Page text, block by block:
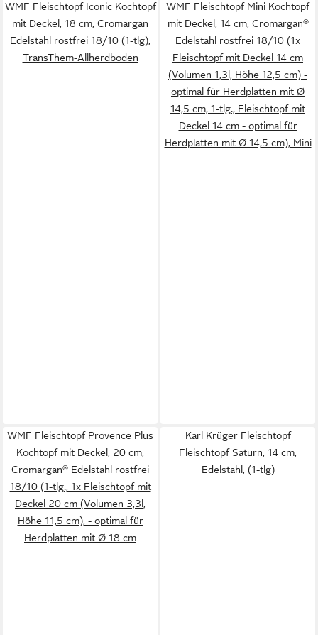
WMF Fleischtopf Iconic Kochtopf
mit Deckel, 18 cm, Cromargan
Edelstahl rostfrei 18/10 (1-tlg),
TransThem-Allherdboden
WMF Fleischtopf Mini Kochtopf
mit Deckel, 14 cm, Cromargan®
Edelstahl rostfrei 18/10 (1x
Fleischtopf mit Deckel 14 cm
(Volumen 1,3l, Höhe 12,5 cm) -
optimal für Herdplatten mit Ø
14,5 cm, 1-tlg., Fleischtopf mit
Deckel 14 cm - optimal für
Herdplatten mit Ø 14,5 cm), Mini
WMF Fleischtopf Provence Plus
Kochtopf mit Deckel, 20 cm,
Cromargan® Edelstahl rostfrei
18/10 (1-tlg., 1x Fleischtopf mit
Deckel 20 cm (Volumen 3,3l,
Höhe 11,5 cm), - optimal für
Herdplatten mit Ø 18 cm
Karl Krüger Fleischtopf
Fleischtopf Saturn, 14 cm,
Edelstahl, (1-tlg)